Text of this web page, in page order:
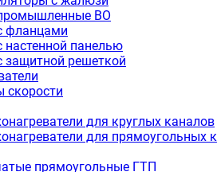
ВО
фланцами
настенной панелью
защитной решеткой
скорости
для круглых каналов
для прямоугольных
прямоугольные ГТП